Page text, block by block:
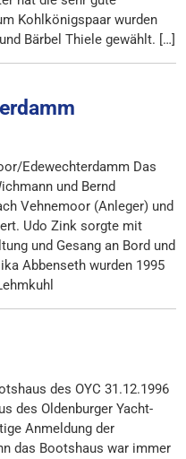
Kohlkönigspaar wurden
Bärbel Thiele gewählt. […]
Edewechterdamm Das
und Bernd
Vehnemoor (Anleger) und
Udo Zink sorgte mit
und Gesang an Bord und
Abbenseth wurden 1995
des OYC 31.12.1996
des Oldenburger Yacht-
Anmeldung der
das Bootshaus war immer